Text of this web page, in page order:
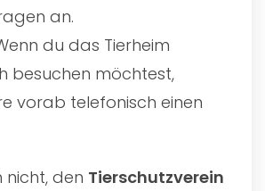
an.
du das Tierheim
besuchen möchtest,
vorab telefonisch einen
nicht, den Tierschutzverein